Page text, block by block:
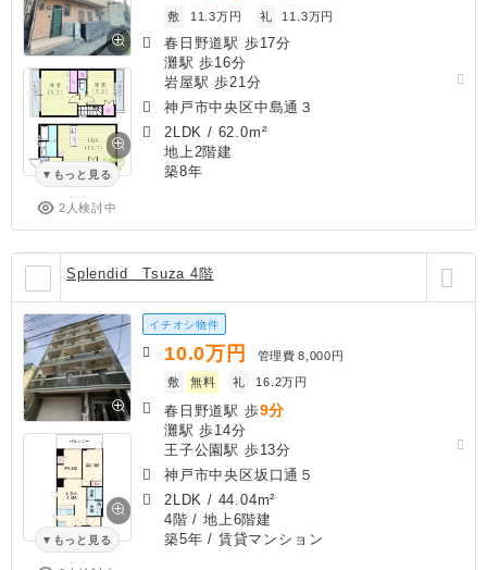
もっと見る
2人検討中
敷
11.3万円 礼 11.3万円
春日野道駅 歩17分
灘駅 歩16分
岩屋駅 歩21分
神戸市中央区中島通３
2LDK / 62.0m²
地上2階建
築8年
Splendid Tsuza 4階
もっと見る
イチオシ物件
10.0万円 管理費 8,000円
敷
無料 礼 16.2万円
春日野道駅 歩9分
灘駅 歩14分
王子公園駅 歩13分
神戸市中央区坂口通５
2LDK / 44.04m²
4階 / 地上6階建
築5年 / 賃貸マンション